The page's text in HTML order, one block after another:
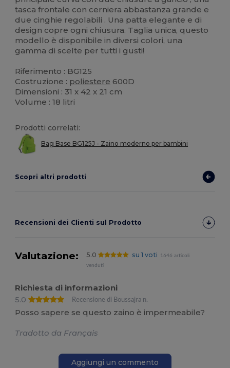
tasca frontale con cerniera abbastanza grande e
due cinghie regolabili . Una patta elegante e di
design copre ogni chiusura. Taglia unica, questo
modello è disponibile in diversi colori, una
gamma di scelte per tutti i gusti!
Riferimento : BG125
Costruzione : poliestere 600D
Dimensioni : 31 x 42 x 21 cm
Volume : 18 litri
Prodotti correlati:
Bag Base BG125J - Zaino moderno per bambini
Scopri altri prodotti
Recensioni dei Clienti sul Prodotto
Valutazione: 5.0 su 1 voti
1646 articoli
venduti
Richiesta di informazioni
5.0
Recensione di Boussajra n.
Posso sapere se questo zaino è impermeabile?
Tradotto da Français
Aggiungi un commento